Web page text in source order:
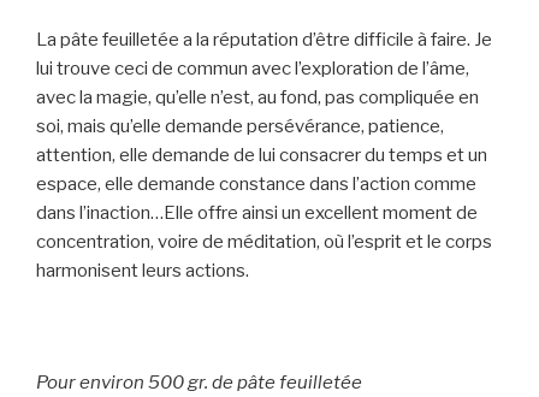
La pâte feuilletée a la réputation d’être difficile à faire. Je
lui trouve ceci de commun avec l’exploration de l’âme,
avec la magie, qu’elle n’est, au fond, pas compliquée en
soi, mais qu’elle demande persévérance, patience,
attention, elle demande de lui consacrer du temps et un
espace, elle demande constance dans l’action comme
dans l’inaction…Elle offre ainsi un excellent moment de
concentration, voire de méditation, où l’esprit et le corps
harmonisent leurs actions.
Pour environ 500 gr. de pâte feuilletée